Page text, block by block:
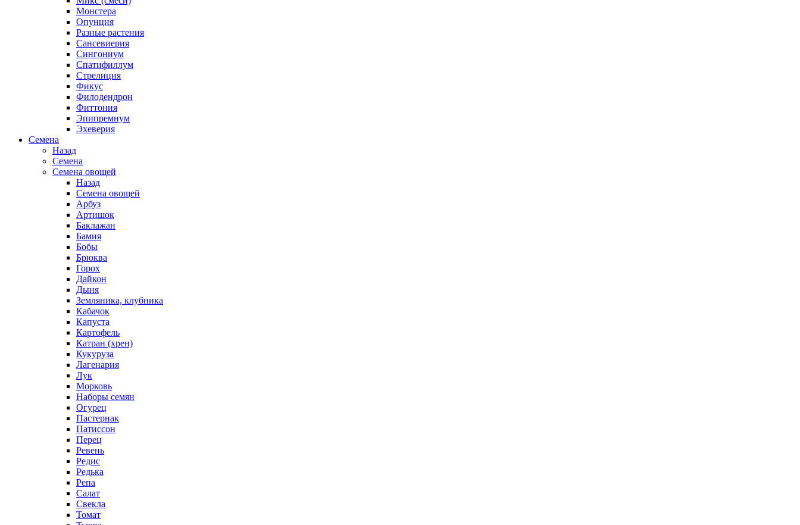
Монстера
Опунция
Разные растения
Сансевиерия
Сингониум
Спатифиллум
Стрелиция
Фикус
Филодендрон
Фиттония
Эпипремнум
Эхеверия
Семена
Назад
Семена
Семена овощей
Назад
Семена овощей
Арбуз
Артишок
Баклажан
Бамия
Бобы
Брюква
Горох
Дайкон
Дыня
Земляника, клубника
Кабачок
Капуста
Картофель
Катран (хрен)
Кукуруза
Лагенария
Лук
Морковь
Наборы семян
Огурец
Пастернак
Патиссон
Перец
Ревень
Редис
Редька
Репа
Салат
Свекла
Томат